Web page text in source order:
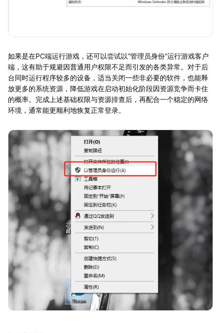
如果是在PC端运行游戏，还可以尝试以“管理员身份”运行游戏客户
端，这有助于规避因普通用户权限不足而引发的各类异常。对于后
台同时运行程序较多的设备，适当关闭一些非必要的软件，也能释
放更多的系统资源，降低游戏在启动初始化阶段因资源竞争而卡住
的概率。完成上述基础权限与资源排查后，再配合一个稳定的网络
环境，通常能更顺利地恢复正常登录。